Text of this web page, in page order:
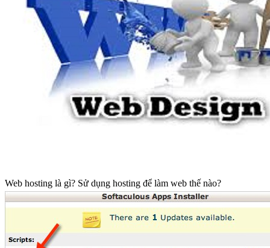
Web hosting là gì? Sử dụng hosting để làm web thế nào?